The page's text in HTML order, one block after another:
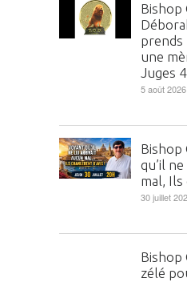
Bishop
prends
une
Juges
5 août 2026
Bishop
qu’il
mal, Ils
30 juillet
Bishop
zélé